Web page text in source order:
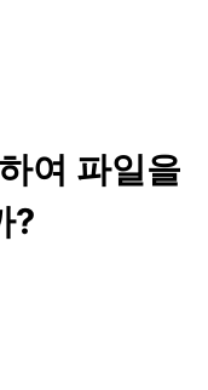
여 파일을
?